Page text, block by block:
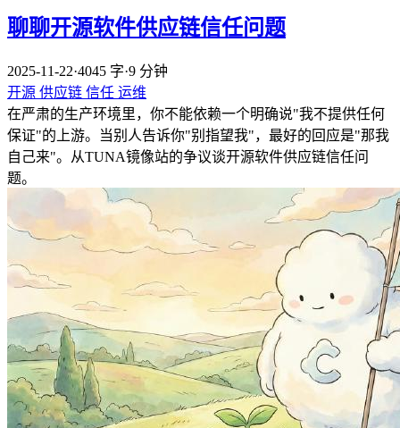
聊聊开源软件供应链信任问题
2025-11-22·4045 字·9 分钟
开源 供应链 信任 运维
在严肃的生产环境里，你不能依赖一个明确说"我不提供任何
保证"的上游。当别人告诉你"别指望我"，最好的回应是"那我
自己来"。从TUNA镜像站的争议谈开源软件供应链信任问
题。